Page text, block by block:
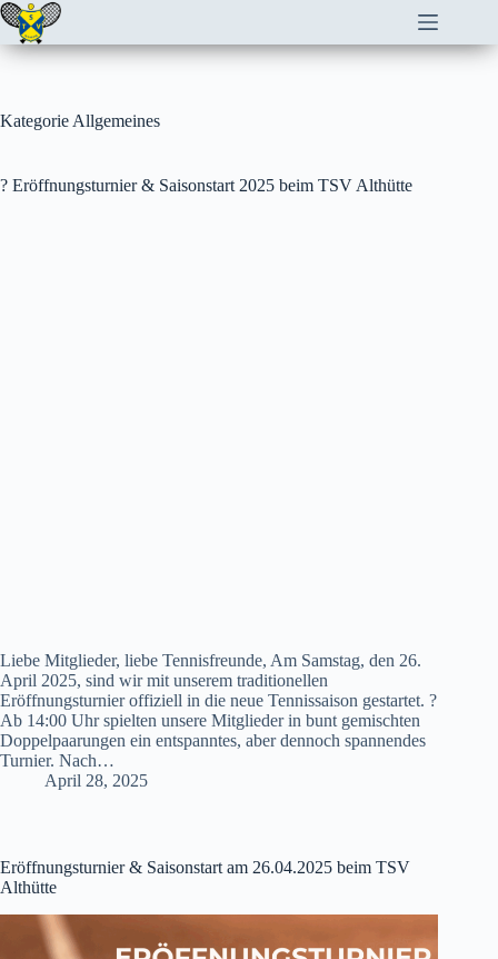
Zum
Inhalt
springen
Kategorie Allgemeines
? Eröffnungsturnier & Saisonstart 2025 beim TSV Althütte
Liebe Mitglieder, liebe Tennisfreunde, Am Samstag, den 26.
April 2025, sind wir mit unserem traditionellen
Eröffnungsturnier offiziell in die neue Tennissaison gestartet. ?
Ab 14:00 Uhr spielten unsere Mitglieder in bunt gemischten
Doppelpaarungen ein entspanntes, aber dennoch spannendes
Turnier. Nach…
April 28, 2025
Eröffnungsturnier & Saisonstart am 26.04.2025 beim TSV
Althütte